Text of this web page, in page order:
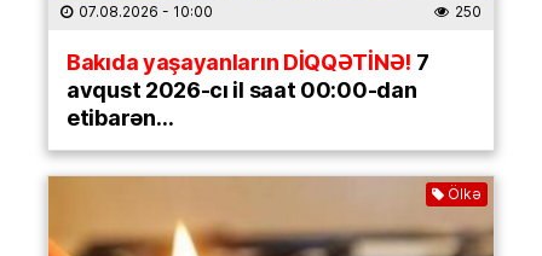
07.08.2026 - 10:00 250
Bakıda yaşayanların DİQQƏTİNƏ! 7
avqust 2026-cı il saat 00:00-dan
etibarən…
Ölkə